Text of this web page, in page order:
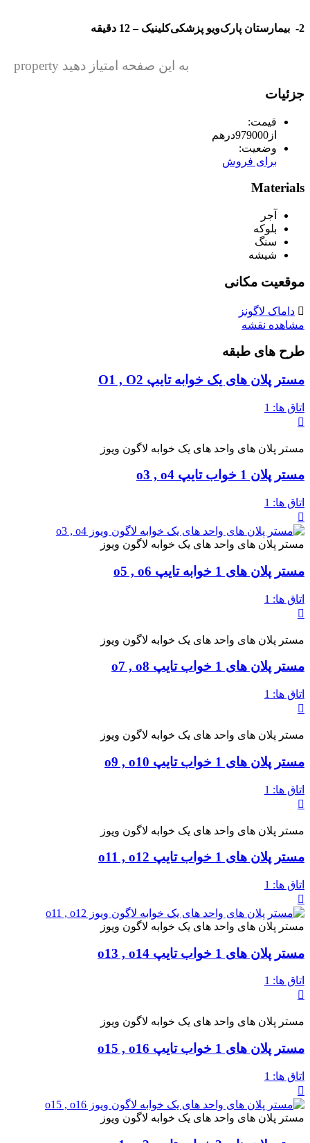
2- بیمارستان پارک‌ویو پزشکی‌کلینیک – 12 دقیقه
به این صفحه امتیاز دهید property
جزئیات
قیمت:
از 979000درهم
وضعیت:
برای فروش
Materials
آجر
بلوکه
سنگ
شیشه
موقعیت مکانی
داماک لاگونز
مشاهده نقشه
طرح های طبقه
مستر پلان های یک خوابه تایپ O1 , O2
اتاق ها:
مستر پلان های واحد های یک خوابه لاگون ویوز
مستر پلان 1 خواب تایپ o3 , o4
اتاق ها:
مستر پلان های واحد های یک خوابه لاگون ویوز
مستر پلان های 1 خوابه تایپ o5 , o6
اتاق ها:
مستر پلان های واحد های یک خوابه لاگون ویوز
مستر پلان های 1 خواب تایپ o7 , o8
اتاق ها:
مستر پلان های واحد های یک خوابه لاگون ویوز
مستر پلان های 1 خواب تایپ o9 , o10
اتاق ها:
مستر پلان های واحد های یک خوابه لاگون ویوز
مستر پلان های 1 خواب تایپ o11 , o12
اتاق ها:
مستر پلان های واحد های یک خوابه لاگون ویوز
مستر پلان های 1 خواب تایپ o13 , o14
اتاق ها:
مستر پلان های واحد های یک خوابه لاگون ویوز
مستر پلان های 1 خواب تایپ o15 , o16
اتاق ها:
مستر پلان های واحد های یک خوابه لاگون ویوز